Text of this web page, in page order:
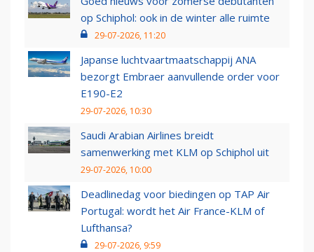
op Schiphol: ook in de winter alle ruimte
29-07-2026, 11:20
Japanse luchtvaartmaatschappij ANA
bezorgt Embraer aanvullende order voor
E190-E2
29-07-2026, 10:30
Saudi Arabian Airlines breidt
samenwerking met KLM op Schiphol uit
29-07-2026, 10:00
Deadlinedag voor biedingen op TAP Air
Portugal: wordt het Air France-KLM of
Lufthansa?
29-07-2026, 9:59